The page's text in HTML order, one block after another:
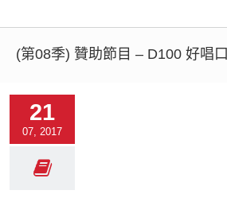
(第08季) 贊助節目 – D100 好唱口
21
07, 2017